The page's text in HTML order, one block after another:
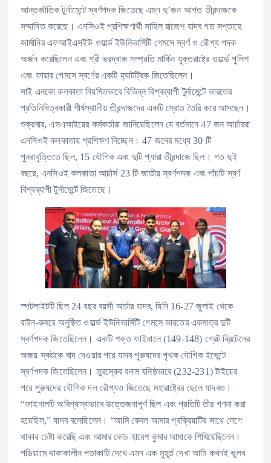
আন্তর্জাতিক টুর্নামেন্টে স্বর্ণপদক জিতেছে এমন দু’জন আগত তীরন্দাজকে
সম্মানিত করেছে। এনসিওই প্রশিক্ষণার্থী সাহিল রাজেশ যাদব গত সপ্তাহে
জার্মানির এফআইএসইউ ওয়ার্ল্ড ইউনিভার্সিটি গেমসে স্বর্ণ ও রৌপ্য পদক
অর্জন করেছিলেন এবং শ্রী ভরদ্বাজ সম্প্রতি মার্কিন যুক্তরাষ্ট্রে ওয়ার্ল্ড পুলিশ
এবং ফায়ার গেমসে স্বর্ণের একটি হ্যাটট্রিক জিতেছিলেন।
সাই এনকো কলকাতা নিয়মিতভাবে বিভিন্ন বিশ্বব্যাপী টুর্নামেন্টে ভারতের
প্রতিনিধিত্বকারী শীর্ষস্থানীয় তীরন্দাজদের একটি স্রোত তৈরি করে আসছেন।
শুক্রবার, এসএআইয়ের কর্মকর্তারা জানিয়েছিলেন যে বর্তমানে 47 জন আর্চাররা
এনসিওই কলকাতায় প্রশিক্ষণ নিচ্ছেন। 47 জনের মধ্যে 30 টি
পুনরাবৃত্তিতে ছিল, 15 যৌগিক এবং দুটি প্যারা তীরন্দাজে ছিল। গত দুই
বছরে, এনসিওই কলকাতা আর্চার্স 23 টি জাতীয় স্বর্ণপদক এবং পাঁচটি স্বর্ণ
বিশ্বব্যাপী টুর্নামেন্টে জিতেছে।
স্পটলাইটটি ছিল 24 বছর বয়সী আর্চার যাদব, যিনি 16-27 জুলাই থেকে
রাইন-রুহরে অনুষ্ঠিত ওয়ার্ল্ড ইউনিভার্সিটি গেমসে ভারতের একমাত্র দুটি
স্বর্ণপদক জিতেছিলেন। একটি শক্ত ফাইনালে (149-148) গ্রেট ব্রিটেনের
অজয় স্কটকে বাদ দেওয়ার পরে যাদব পুরুষদের পৃথক যৌগিক ইভেন্টে
স্বর্ণপদক জিতেছিলেন। তুরস্কের বনাম ঘনিষ্ঠভাবে (232-231) টাইয়ের
পরে পুরুষদের যৌগিক দল রৌপ্যও জিতেছে মহারাষ্ট্রের ছেলে যাদবও।
“ফাইনালটি অবিশ্বাস্যভাবে উত্তেজনাপূর্ণ ছিল এবং প্রতিটি তীর গণনা করা
হয়েছিল,” যাদব বলেছিলেন। “আমি কেবল আমার প্রক্রিয়াটির সাথে লেগে
থাকার চেষ্টা করেছি এবং আমার কোচ হারেশ কুমার আমাকে শিখিয়েছিলেন।
পডিয়ামে থাকাকালীন পতাকাটি দেখে এমন এক মুহূর্ত দেখা আমি কখনই ভুলব